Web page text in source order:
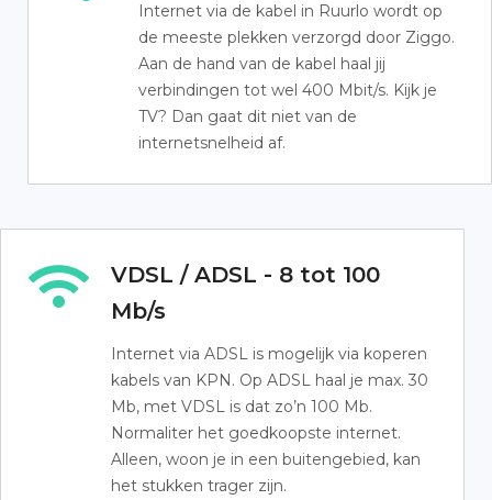
Internet via de kabel in Ruurlo wordt op
de meeste plekken verzorgd door Ziggo.
Aan de hand van de kabel haal jij
verbindingen tot wel 400 Mbit/s. Kijk je
TV? Dan gaat dit niet van de
internetsnelheid af.
VDSL / ADSL - 8 tot 100
Mb/s
Internet via ADSL is mogelijk via koperen
kabels van KPN. Op ADSL haal je max. 30
Mb, met VDSL is dat zo’n 100 Mb.
Normaliter het goedkoopste internet.
Alleen, woon je in een buitengebied, kan
het stukken trager zijn.